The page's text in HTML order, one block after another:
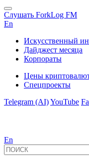
Слушать ForkLog FM
En
Искусственный
Дайджест месяца
Корпораты
Цены
Спецпроекты
Telegram (AI)YouTube
En